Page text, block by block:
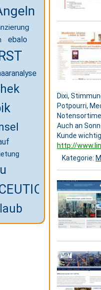
ebalo
Dixi,
Potpourri,
Auch an
Kunde
http://
Kategorie: